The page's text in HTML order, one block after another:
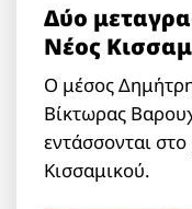
Δύο
Νέος
Ο μέσος
Βίκτωρας
εντάσσονται
Κισσαμικού.